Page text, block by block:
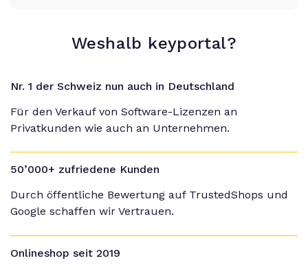
Weshalb keyportal?
Nr. 1 der Schweiz nun auch in Deutschland
Für den Verkauf von Software-Lizenzen an
Privatkunden wie auch an Unternehmen.
50’000+ zufriedene Kunden
Durch öffentliche Bewertung auf TrustedShops und
Google schaffen wir Vertrauen.
Onlineshop seit 2019